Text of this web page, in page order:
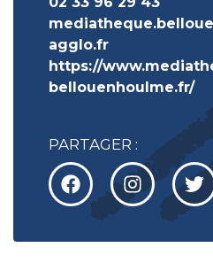
agglo.fr
https://
bellouenhoulme.fr/
PARTAGER :